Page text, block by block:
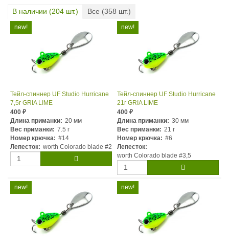
В наличии (204 шт.) Все (358 шт.)
Тейл-спиннер UF Studio Hurricane
7,5г GRIA LIME
400 ₽
Длина приманки: 20 мм
Вес приманки: 7.5 г
Номер крючка: #14
Лепесток: worth Colorado blade #2
Тейл-спиннер UF Studio Hurricane
21г GRIA LIME
400 ₽
Длина приманки: 30 мм
Вес приманки: 21 г
Номер крючка: #6
Лепесток:
worth Colorado blade #3,5